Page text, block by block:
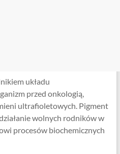
układu
przed onkologią,
ultrafioletowych. Pigment
wolnych rodników w
procesów biochemicznych